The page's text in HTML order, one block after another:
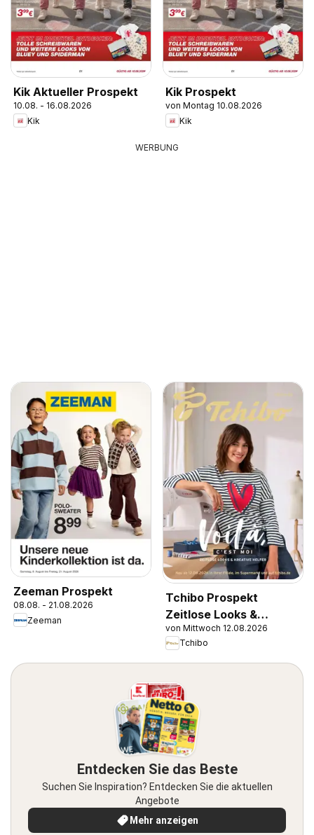
Kik Aktueller Prospekt
10.08. - 16.08.2026
Kik
Kik Prospekt
von Montag 10.08.2026
Kik
WERBUNG
Zeeman Prospekt
08.08. - 21.08.2026
Zeeman
Tchibo Prospekt
Zeitlose Looks &
Kreative Helfer
von Mittwoch 12.08.2026
Tchibo
Entdecken Sie das Beste
Suchen Sie Inspiration? Entdecken Sie die aktuellen
Angebote
Mehr anzeigen